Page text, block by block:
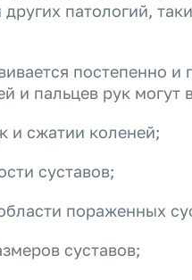
патологий,
постепенно и
и пальцев рук могут
и сжатии коленей;
суставов;
пораженных
суставов;